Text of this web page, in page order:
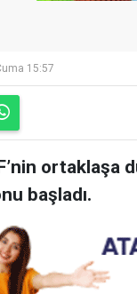
15:57
ortaklaşa
başladı.